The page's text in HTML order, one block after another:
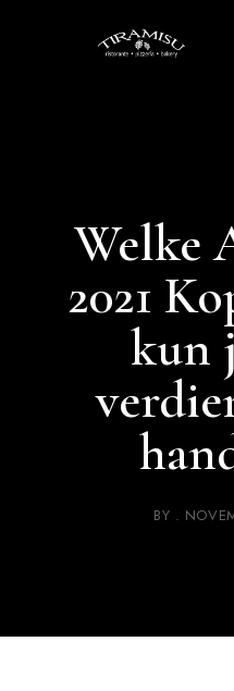
Welke
2021
kun
BY